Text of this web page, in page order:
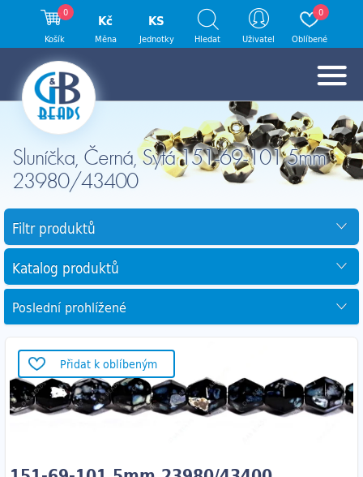
Sluníčka, Černá, Sytá 151-69-101 5mm
23980/43400
Filtr produktů
Katalog produktů
Poslední prohlížené
Přidat k oblíbeným
0
Košík
Kč
Měna
KS
Jednotky Hledat Uživatel
0
Oblíbené